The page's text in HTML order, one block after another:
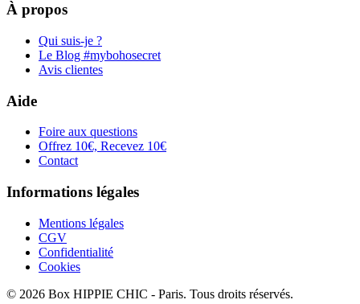
À propos
Qui suis-je ?
Le Blog #mybohosecret
Avis clientes
Aide
Foire aux questions
Offrez 10€, Recevez 10€
Contact
Informations légales
Mentions légales
CGV
Confidentialité
Cookies
© 2026 Box HIPPIE CHIC - Paris. Tous droits réservés.